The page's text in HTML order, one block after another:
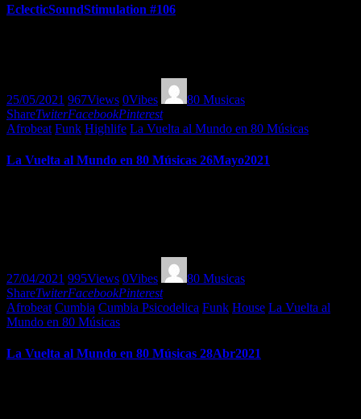
EclecticSoundStimulation #106
25/05/2021 967Views 0Vibes
80 Musicas
ShareTwiterFacebookPinterest
Afrobeat Funk Highlife La Vuelta al Mundo en 80 Músicas
La Vuelta al Mundo en 80 Músicas 26Mayo2021
27/04/2021 995Views 0Vibes
80 Musicas
ShareTwiterFacebookPinterest
Afrobeat Cumbia Cumbia Psicodelica Funk House La Vuelta al
Mundo en 80 Músicas
La Vuelta al Mundo en 80 Músicas 28Abr2021